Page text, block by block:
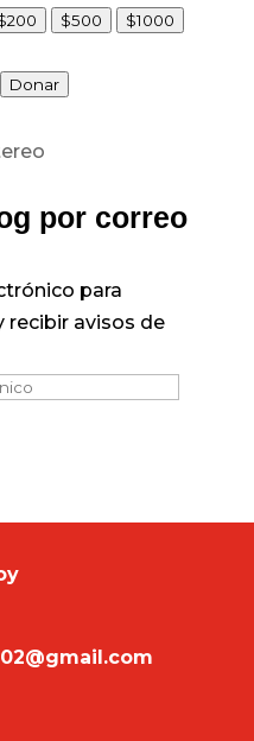
$500 $1000
Donar
por correo
para
recibir avisos de